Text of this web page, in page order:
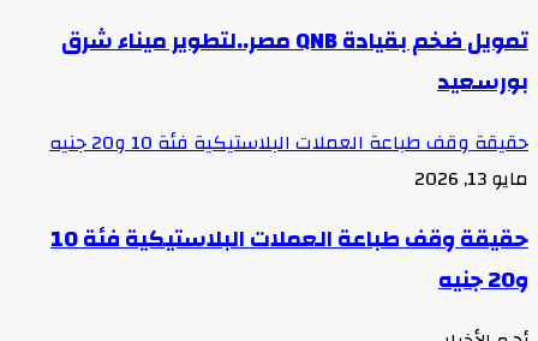
تمويل ضخم بقيادة QNB مصر..لتطوير ميناء شرق
بورسعيد
حقيقة وقف طباعة العملات البلاستيكية فئة 10 و20 جنيه
مايو 13, 2026
حقيقة وقف طباعة العملات البلاستيكية فئة 10
و20 جنيه